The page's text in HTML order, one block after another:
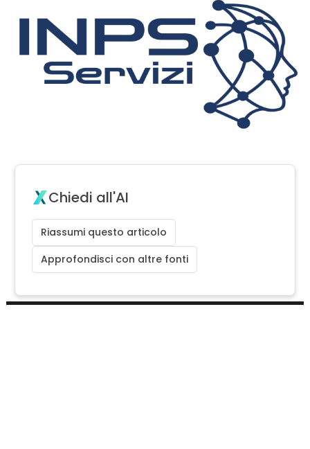
Chiedi all'AI
Riassumi questo articolo
Approfondisci con altre fonti